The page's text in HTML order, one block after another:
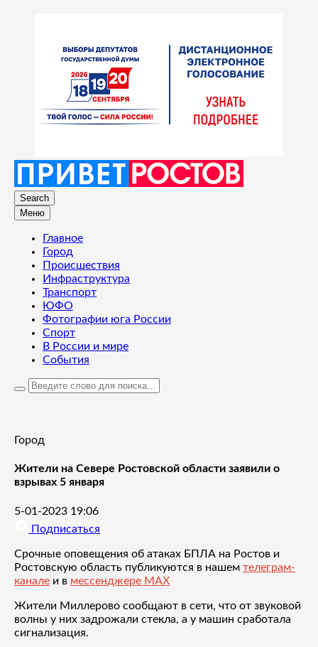
Search
Меню
Главное
Город
Происшествия
Инфраструктура
Транспорт
ЮФО
Фотографии юга России
Спорт
В России и мире
События
Город
Жители на Севере Ростовской области заявили о
взрывах 5 января
5-01-2023 19:06
Подписаться
Срочные оповещения об атаках БПЛА на Ростов и
Ростовскую область публикуются в нашем телеграм-
канале и в мессенджере MAX
Жители Миллерово сообщают в сети, что от звуковой
волны у них задрожали стекла, а у машин сработала
сигнализация.